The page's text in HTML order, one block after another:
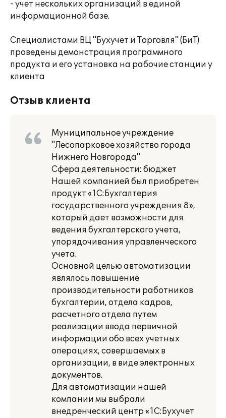
- учет нескольких организаций в единой
информационной базе.
Специалистами ВЦ "Бухучет и Торговля" (БиТ)
проведены демонстрация программного
продукта и его установка на рабочие станции у
клиента
Отзыв клиента
Муниципальное учреждение
"Лесопарковое хозяйство города
Нижнего Новгорода"
Сфера деятельности: бюджет
Нашей компанией был приобретен
продукт «1С:Бухгалтерия
государственного учреждения 8»,
который дает возможности для
ведения бухгалтерского учета,
упорядочивания управленческого
учета.
Основной целью автоматизации
являлось повышение
производительности работников
бухгалтерии, отдела кадров,
расчетного отдела путем
реализации ввода первичной
информации обо всех учетных
операциях, совершаемых в
организации, в виде электронных
документов.
Для автоматизации нашей
компании мы выбрали
внедренческий центр «1С:Бухучет